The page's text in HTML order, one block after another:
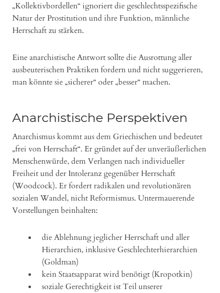
„Kollektivbordellen“ ignoriert die geschlechtsspezifische
Natur der Prostitution und ihre Funktion, männliche
Herrschaft zu stärken.
Eine anarchistische Antwort sollte die Ausrottung aller
ausbeuterischen Praktiken fordern und nicht suggerieren,
man könnte sie „sicherer“ oder „besser“ machen.
Anarchistische Perspektiven
Anarchismus kommt aus dem Griechischen und bedeutet
„frei von Herrschaft“. Er gründet auf der unveräußerlichen
Menschenwürde, dem Verlangen nach individueller
Freiheit und der Intoleranz gegenüber Herrschaft
(Woodcock). Er fordert radikalen und revolutionären
sozialen Wandel, nicht Reformismus. Untermauerende
Vorstellungen beinhalten:
die Ablehnung jeglicher Herrschaft und aller
Hierarchien, inklusive Geschlechterhierarchien
(Goldman)
kein Staatsapparat wird benötigt (Kropotkin)
soziale Gerechtigkeit ist Teil unserer